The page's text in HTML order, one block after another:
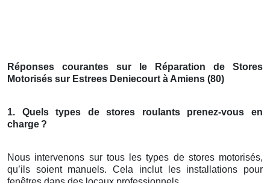
Réponses courantes sur le Réparation de Stores
Motorisés sur Estrees Deniecourt à Amiens (80)
1. Quels types de stores roulants prenez-vous en
charge ?
Nous intervenons sur tous les types de stores motorisés,
qu’ils soient manuels. Cela inclut les installations pour